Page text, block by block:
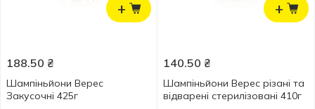
+
188.50 ₴
Шампіньйони Верес
Закусочні 425г
+
140.50 ₴
Шампіньйони Верес різані та
відварені стерилізовані 410г